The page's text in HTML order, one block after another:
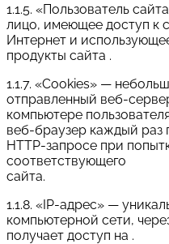
1.1.5. «Пользователь
лицо, имеющее доступ к
Интернет и
продукты сайта .
1.1.7. «Cookies» —
отправленный веб-
компьютере
веб-браузер каждый раз
HTTP-запросе при
соответствующего
сайта.
1.1.8. «IP-адрес» —
компьютерной сети,
получает доступ на .